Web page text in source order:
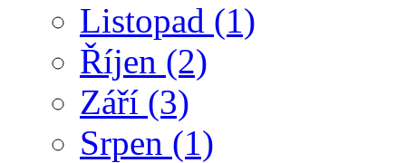
Listopad (1)
Říjen (2)
Září (3)
Srpen (1)